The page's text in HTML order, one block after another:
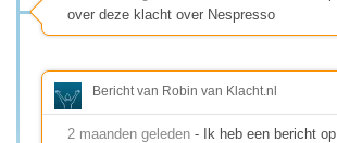
over deze klacht over Nespresso
Bericht van Robin van Klacht.nl
2 maanden geleden - Ik heb een bericht